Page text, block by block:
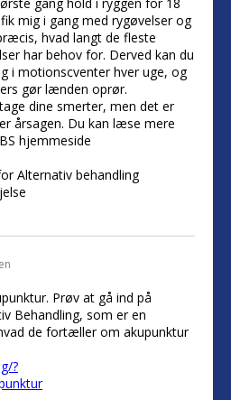
mig i gang med rygøvelser og
hvad langt de fleste
har behov for. Derved kan du
i motionscventer hver uge, og
gør lænden oprør.
dine smerter, men det er
årsagen. Du kan læse mere
hjemmeside
Alternativ behandling
Prøv at gå ind på
Behandling, som er en
de fortæller om akupunktur
?